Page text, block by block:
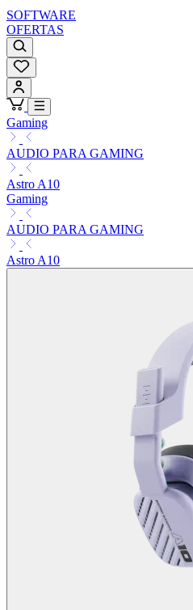
SOFTWARE
OFERTAS
Gaming
AUDIO PARA GAMING
Astro A10
Gaming
AUDIO PARA GAMING
Astro A10